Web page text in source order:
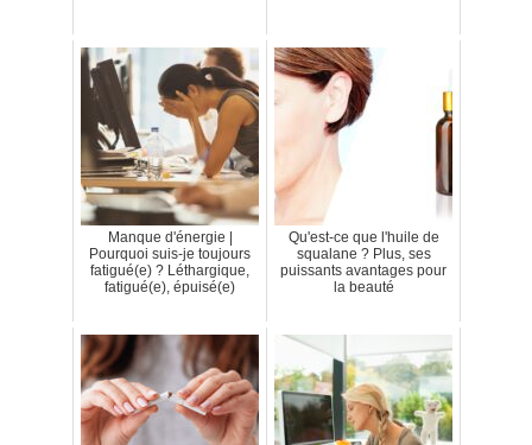
Manque d'énergie |
Pourquoi suis-je toujours
fatigué(e) ? Léthargique,
fatigué(e), épuisé(e)
Qu'est-ce que l'huile de
squalane ? Plus, ses
puissants avantages pour
la beauté